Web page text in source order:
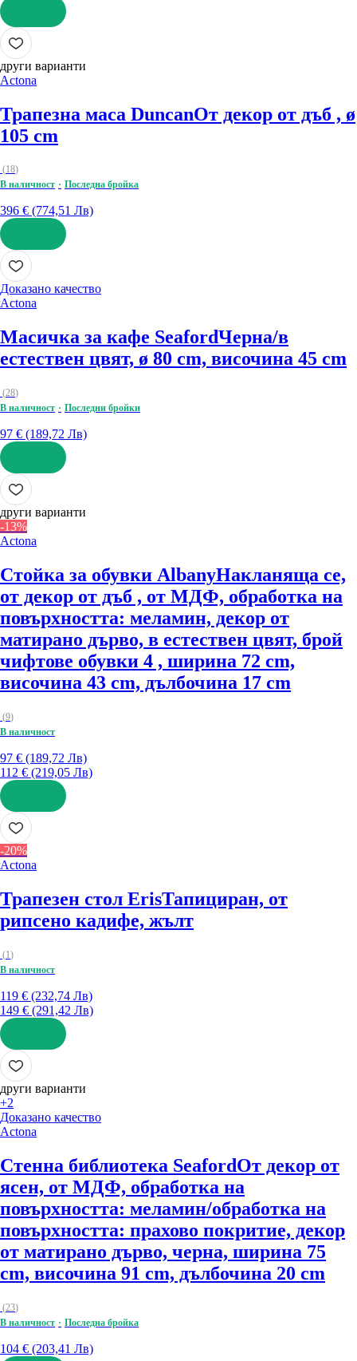
ДОБАВИ
други варианти
Actona
Трапезна маса DuncanОт декор от дъб , ø
105 cm
(18)
В наличност
Последна бройка
396 € (774,51 Лв)
ДОБАВИ
Доказано качество
Actona
Масичка за кафе SeafordЧерна/в
естествен цвят, ø 80 cm, височина 45 cm
(28)
В наличност
Последни бройки
97 € (189,72 Лв)
ДОБАВИ
други варианти
-13%
Actona
Стойка за обувки AlbanyНакланяща се,
от декор от дъб , от МДФ, oбработка на
повърхността: меламин, декор от
матирано дърво, в естествен цвят, брой
чифтове обувки 4 , ширина 72 cm,
височина 43 cm, дълбочина 17 cm
(9)
В наличност
97 € (189,72 Лв)
112 € (219,05 Лв)
ДОБАВИ
-20%
Actona
Трапезен стол ErisТапициран, от
рипсено кадифе, жълт
(1)
В наличност
119 € (232,74 Лв)
149 € (291,42 Лв)
ДОБАВИ
други варианти
+2
Доказано качество
Actona
Стенна библиотека SeafordОт декор от
ясен, от МДФ, oбработка на
повърхността: меламин/oбработка на
повърхността: прахово покритие, декор
от матирано дърво, черна, ширина 75
cm, височина 91 cm, дълбочина 20 cm
(23)
В наличност
Последна бройка
104 € (203,41 Лв)